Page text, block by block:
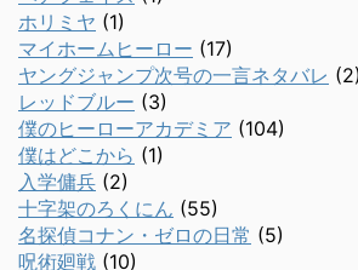
ホリミヤ (1)
マイホームヒーロー (17)
ヤングジャンプ次号の一言ネタバレ (2)
レッドブルー (3)
僕のヒーローアカデミア (104)
僕はどこから (1)
入学傭兵 (2)
十字架のろくにん (55)
名探偵コナン・ゼロの日常 (5)
呪術廻戦 (10)